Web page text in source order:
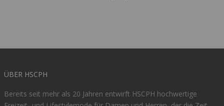
ÜBER HSCPH
Bereits seit mehr als 20 Jahren entwirft HSCPH hochwertige